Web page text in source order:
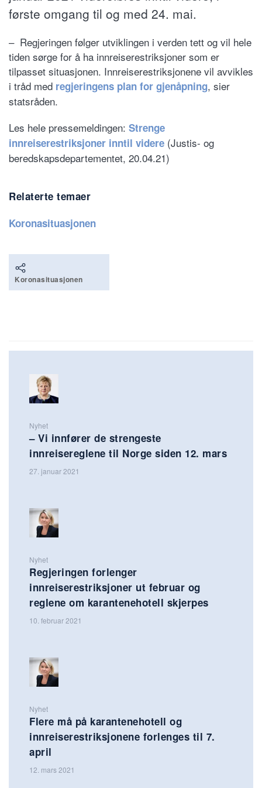
første omgang til og med 24. mai.
– Regjeringen følger utviklingen i verden tett og vil hele
tiden sørge for å ha innreiserestriksjoner som er
tilpasset situasjonen. Innreiserestriksjonene vil avvikles
i tråd med regjeringens plan for gjenåpning, sier
statsråden.
Les hele pressemeldingen: Strenge
innreiserestriksjoner inntil videre (Justis- og
beredskapsdepartementet, 20.04.21)
Relaterte temaer
Koronasituasjonen
Koronasituasjonen
Nyhet
– Vi innfører de strengeste
innreisereglene til Norge siden 12. mars
27. januar 2021
Nyhet
Regjeringen forlenger
innreiserestriksjoner ut februar og
reglene om karantenehotell skjerpes
10. februar 2021
Nyhet
Flere må på karantenehotell og
innreiserestriksjonene forlenges til 7.
april
12. mars 2021